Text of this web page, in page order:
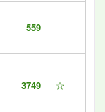
559
3749 ☆